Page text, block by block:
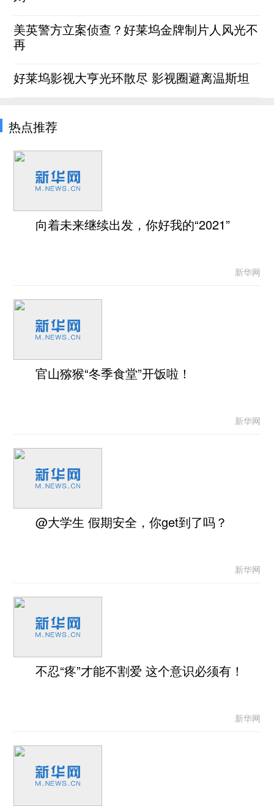
美英警方立案侦查？好莱坞金牌制片人风光不
再
好莱坞影视大亨光环散尽 影视圈避离温斯坦
热点推荐
向着未来继续出发，你好我的“2021”
新华网
官山猕猴“冬季食堂”开饭啦！
新华网
@大学生 假期安全，你get到了吗？
新华网
不忍“疼”才能不割爱 这个意识必须有！
新华网